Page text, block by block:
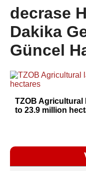
decrase
Dakika
Güncel
TZOB Agricultural
to 23.9 million